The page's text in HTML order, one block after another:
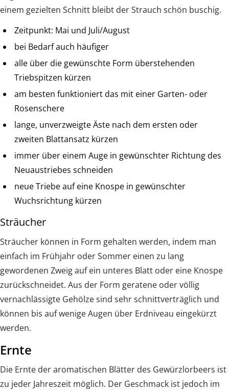
einem gezielten Schnitt bleibt der Strauch schön buschig.
Zeitpunkt: Mai und Juli/August
bei Bedarf auch häufiger
alle über die gewünschte Form überstehenden
Triebspitzen kürzen
am besten funktioniert das mit einer Garten- oder
Rosenschere
lange, unverzweigte Äste nach dem ersten oder
zweiten Blattansatz kürzen
immer über einem Auge in gewünschter Richtung des
Neuaustriebes schneiden
neue Triebe auf eine Knospe in gewünschter
Wuchsrichtung kürzen
Sträucher
Sträucher können in Form gehalten werden, indem man
einfach im Frühjahr oder Sommer einen zu lang
gewordenen Zweig auf ein unteres Blatt oder eine Knospe
zurückschneidet. Aus der Form geratene oder völlig
vernachlässigte Gehölze sind sehr schnittverträglich und
können bis auf wenige Augen über Erdniveau eingekürzt
werden.
Ernte
Die Ernte der aromatischen Blätter des Gewürzlorbeers ist
zu jeder Jahreszeit möglich. Der Geschmack ist jedoch im